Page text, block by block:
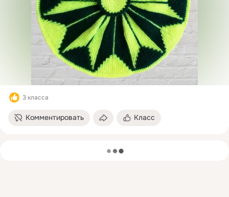
3 класса
Комментировать Класс